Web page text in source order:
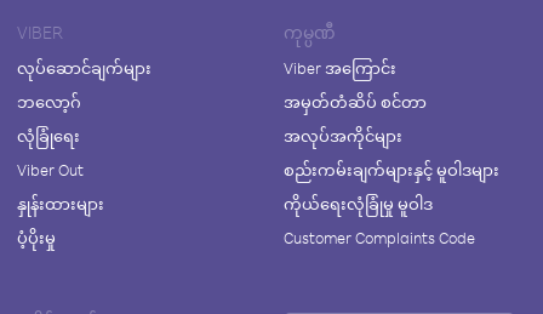
VIBER
လုပ်ဆောင်ချက်များ
ဘလော့ဂ်
လုံခြုံရေး
Viber Out
နှုန်းထားများ
ပံ့ပိုးမှု
ကုမ္ပဏီ
Viber အကြောင်း
အမှတ်တံဆိပ် စင်တာ
အလုပ်အကိုင်များ
စည်းကမ်းချက်များနှင့် မူဝါဒများ
ကိုယ်ရေးလုံခြုံမှု မူဝါဒ
Customer Complaints Code